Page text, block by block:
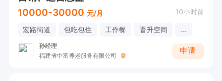
10000-30000 元/月 10小时前
宏路街道 包吃包住 工作餐 晋升空间 ...
孙经理
福建省中富养老服务有限公司
申请